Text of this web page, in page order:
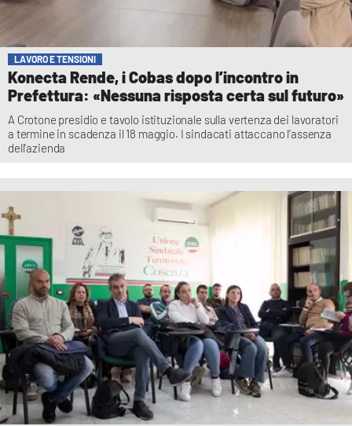
LAVORO E TENSIONI
Konecta Rende, i Cobas dopo l’incontro in
Prefettura: «Nessuna risposta certa sul futuro»
A Crotone presidio e tavolo istituzionale sulla vertenza dei lavoratori
a termine in scadenza il 18 maggio. I sindacati attaccano l’assenza
dell’azienda